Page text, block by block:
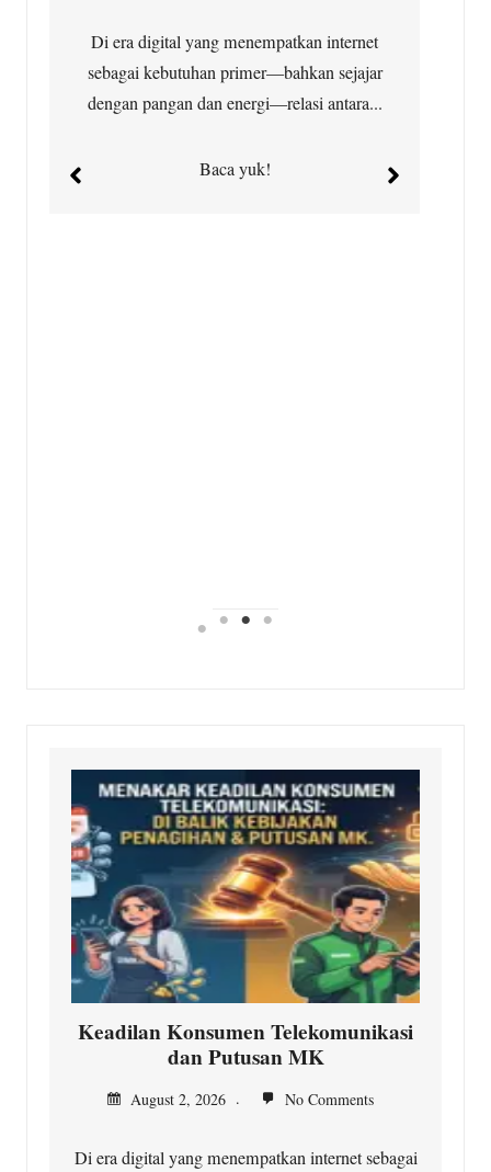
Di era digital yang menempatkan internet
sebagai kebutuhan primer—bahkan sejajar
dengan pangan dan energi—relasi antara...
Baca yuk!
Keadilan Konsumen Telekomunikasi
dan Putusan MK
August 2, 2026 No Comments
Di era digital yang menempatkan internet sebagai